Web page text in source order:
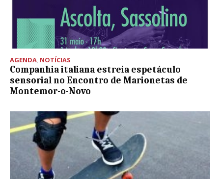
AGENDA, NOTÍCIAS
Companhia italiana estreia espetáculo
sensorial no Encontro de Marionetas de
Montemor-o-Novo